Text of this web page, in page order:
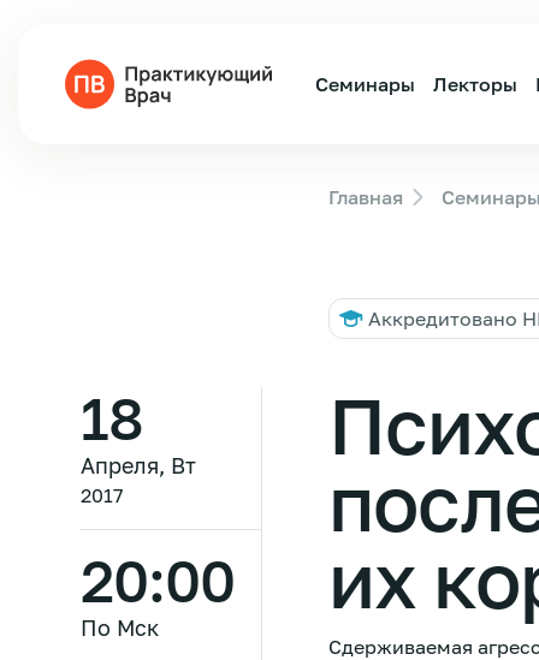
Семинары Лекторы
Главная Семинары
Аккредитовано
18
Апреля, Вт
2017
20:00
По Мск
их
Сдерживаемая